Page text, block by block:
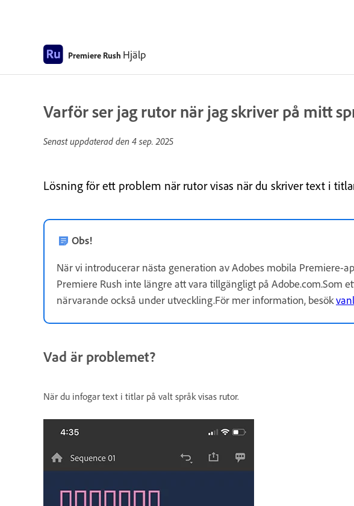
Premiere Rush Hjälp
Varför ser jag rutor när jag skriver på mitt
Senast uppdaterad den 4 sep. 2025
Lösning för ett problem när rutor visas när du skriver text i
Obs!
När vi introducerar nästa generation av Adobes mobila Premiere-
Premiere Rush inte längre att vara tillgängligt på Adobe.com.Som
närvarande också under utveckling.För mer information, besök
Vad är problemet?
När du infogar text i titlar på valt språk visas rutor.